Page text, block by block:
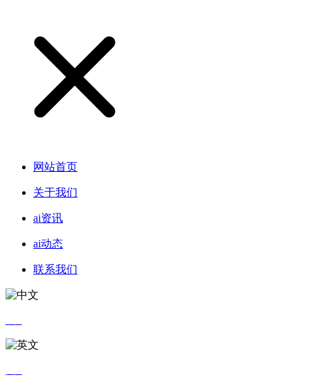
网站首页
关于我们
ai资讯
ai动态
联系我们